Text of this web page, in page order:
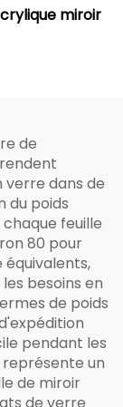
miroir
de
verre dans de
du poids
feuille
80 pour
équivalents,
besoins en
de poids
pendant les
un
de miroir